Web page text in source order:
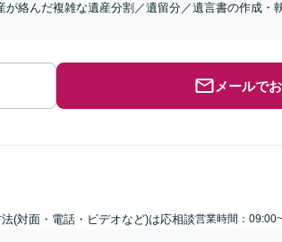
が絡んだ複雑な遺産分割／遺留分／遺言書の作成・
メールで
(対面・電話・ビデオなど)は応相談営業時間：